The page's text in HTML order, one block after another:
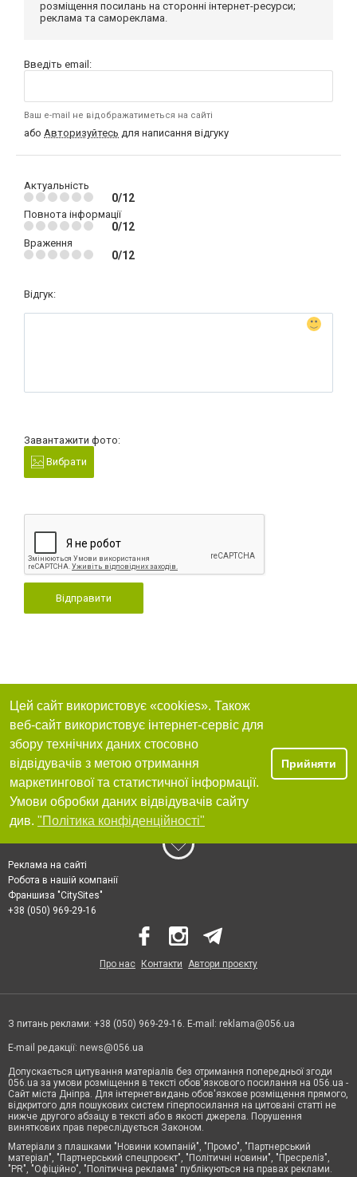
розміщення посилань на сторонні інтернет-ресурси;
реклама та самореклама.
Введіть email:
Ваш e-mail не відображатиметься на сайті
або Авторизуйтесь для написання відгуку
Актуальність
0/12
Повнота інформації
0/12
Враження
0/12
Відгук:
Завантажити фото:
Вибрати
Відправити
Цей сайт використовує «cookies». Також
веб-сайт використовує інтернет-сервіс для
збору технічних даних стосовно
відвідувачів з метою отримання
маркетингової та статистичної інформації.
Умови обробки даних відвідувачів сайту
див. "Політика конфіденційності"
Прийняти
Реклама на сайті
Робота в нашій компанії
Франшиза "CitySites"
+38 (050) 969-29-16
Про нас Контакти Автори проєкту
З питань реклами: +38 (050) 969-29-16. E-mail: reklama@056.ua
E-mail редакції: news@056.ua
Допускається цитування матеріалів без отримання попередньої згоди
056.ua за умови розміщення в тексті обов'язкового посилання на 056.ua -
Сайт міста Дніпра. Для інтернет-видань обов'язкове розміщення прямого,
відкритого для пошукових систем гіперпосилання на цитовані статті не
нижче другого абзацу в тексті або в якості джерела. Порушення
виняткових прав переслідується Законом.
Матеріали з плашками "Новини компаній", "Промо", "Партнерський
матеріал", "Партнерський спецпроєкт", "Політичні новини", "Пресреліз",
"PR", "Офіційно", "Політична реклама" публікуються на правах реклами.